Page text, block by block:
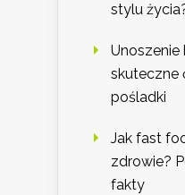
stylu
Unoszenie
skuteczne
pośladki
Jak fast
zdrowie?
fakty